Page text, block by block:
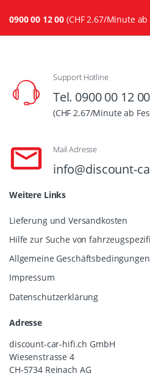
0900 00 12 00 (CHF 2.67/Minute ab
Support Hotline
Tel. 0900 00 12 00
(CHF 2.67/Minute ab
Mail Adresse
info@discount-
Weitere Links
Lieferung und Versandkosten
Hilfe zur Suche von
Allgemeine Geschäftsbedingungen
Impressum
Datenschutzerklärung
Adresse
discount-car-hifi.ch GmbH
Wiesenstrasse 4
CH-5734 Reinach AG